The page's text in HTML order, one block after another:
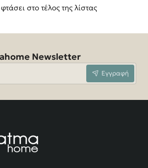
στο τέλος της λίστας
Newsletter
Εγγραφή